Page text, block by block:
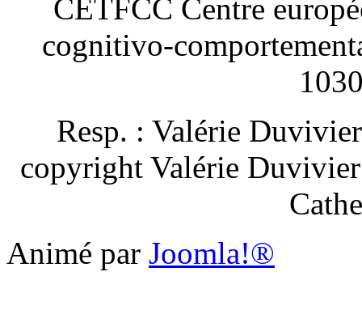
CETFCC Centre
cognitivo-
Resp. : Valérie
copyright Valérie
Animé par Joomla!®